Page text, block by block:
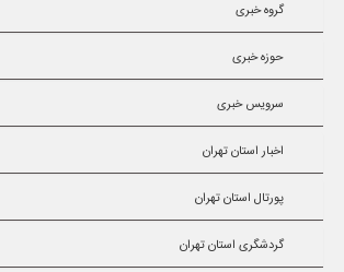
گروه خبری
حوزه خبری
سرویس خبری
اخبار استان تهران
پورتال استان تهران
گردشگری استان تهران